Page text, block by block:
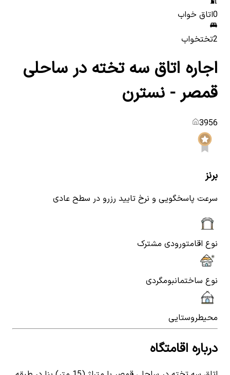
0اتاق خواب
2تختخواب
اجاره اتاق سه تخته در ساحلی
قمصر - نسترن
3956
برنز
سرعت پاسخگویی و نرخ تایید رزرو در سطح عادی
نوع اقامتورودی مشترک
نوع ساختمانبومگردی
محیطروستایی
درباره اقامتگاه